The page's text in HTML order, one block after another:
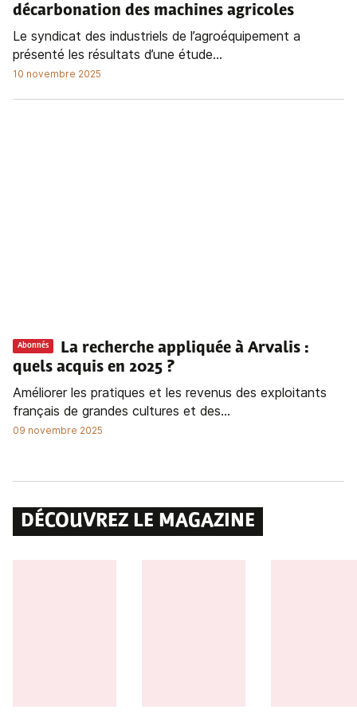
décarbonation des machines agricoles
Le syndicat des industriels de l’agroéquipement a
présenté les résultats d’une étude...
10 novembre 2025
Abonnés
La recherche appliquée à Arvalis :
quels acquis en 2025 ?
Améliorer les pratiques et les revenus des exploitants
français de grandes cultures et des...
09 novembre 2025
DÉCOUVREZ LE MAGAZINE